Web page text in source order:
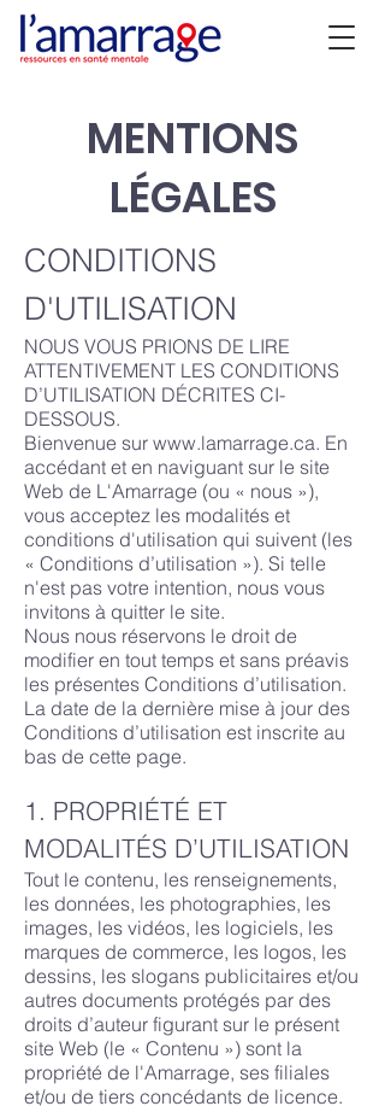
MENTIONS
LÉGALES
CONDITIONS
D'UTILISATION
NOUS VOUS PRIONS DE LIRE
ATTENTIVEMENT LES CONDITIONS
D’UTILISATION DÉCRITES CI-
DESSOUS.
Bienvenue sur www.lamarrage.ca. En
accédant et en naviguant sur le site
Web de L'Amarrage (ou « nous »),
vous acceptez les modalités et
conditions d'utilisation qui suivent (les
« Conditions d’utilisation »). Si telle
n'est pas votre intention, nous vous
invitons à quitter le site.
Nous nous réservons le droit de
modifier en tout temps et sans préavis
les présentes Conditions d’utilisation.
La date de la dernière mise à jour des
Conditions d’utilisation est inscrite au
bas de cette page.
1. PROPRIÉTÉ ET
MODALITÉS D’UTILISATION
Tout le contenu, les renseignements,
les données, les photographies, les
images, les vidéos, les logiciels, les
marques de commerce, les logos, les
dessins, les slogans publicitaires et/ou
autres documents protégés par des
droits d’auteur figurant sur le présent
site Web (le « Contenu ») sont la
propriété de l'Amarrage, ses filiales
et/ou de tiers concédants de licence.